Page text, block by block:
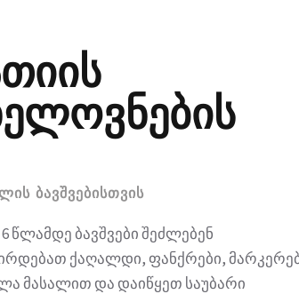
ᲑᲐᲕᲨᲕᲔᲑᲘᲡᲗᲕᲘᲡ
წლამდე ბავშვები შეძლებენ
ქაღალდი, ფანქრები,
მასალით და დაიწყეთ საუბარი